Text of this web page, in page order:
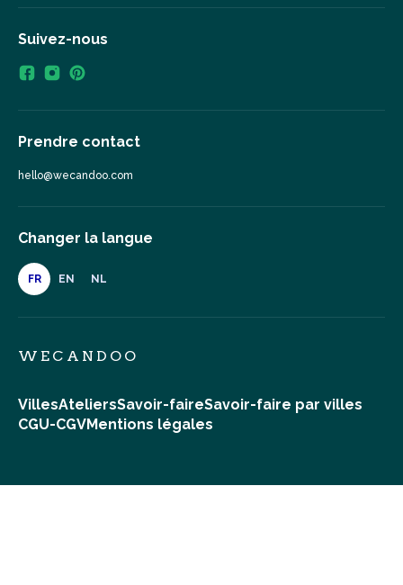
Suivez-nous
Prendre contact
hello@wecandoo.com
Changer la langue
FR EN NL
WECANDOO
VillesAteliersSavoir-faireSavoir-faire par villes
CGU-CGVMentions légales